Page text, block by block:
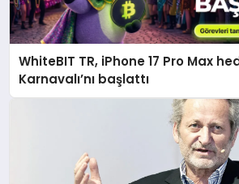
WhiteBIT TR, iPhone 17 Pro Max
Karnavalı’nı başlattı